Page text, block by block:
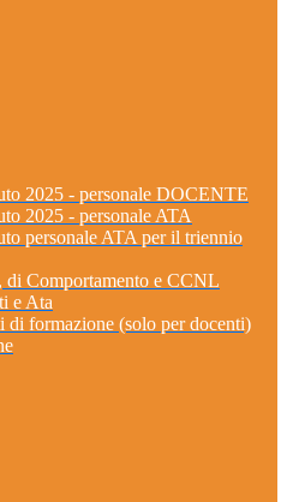
2025 - personale DOCENTE
2025 - personale ATA
personale ATA per il triennio
Comportamento e CCNL
e Ata
di formazione (solo per docenti)